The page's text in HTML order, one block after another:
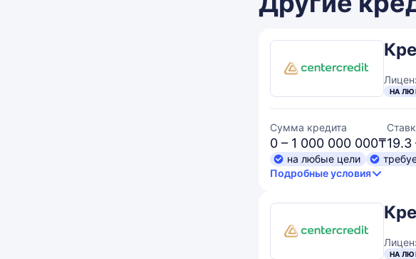
НА
Сумма кредита
0 – 1 000 000 000₸19.3
на любые цели
Подробные условия
НА